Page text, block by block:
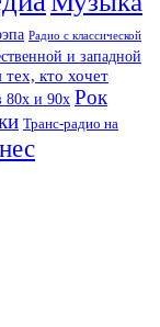
Радио с классической
и западной
тех, кто хочет
80х и 90х Рок
Транс-радио на